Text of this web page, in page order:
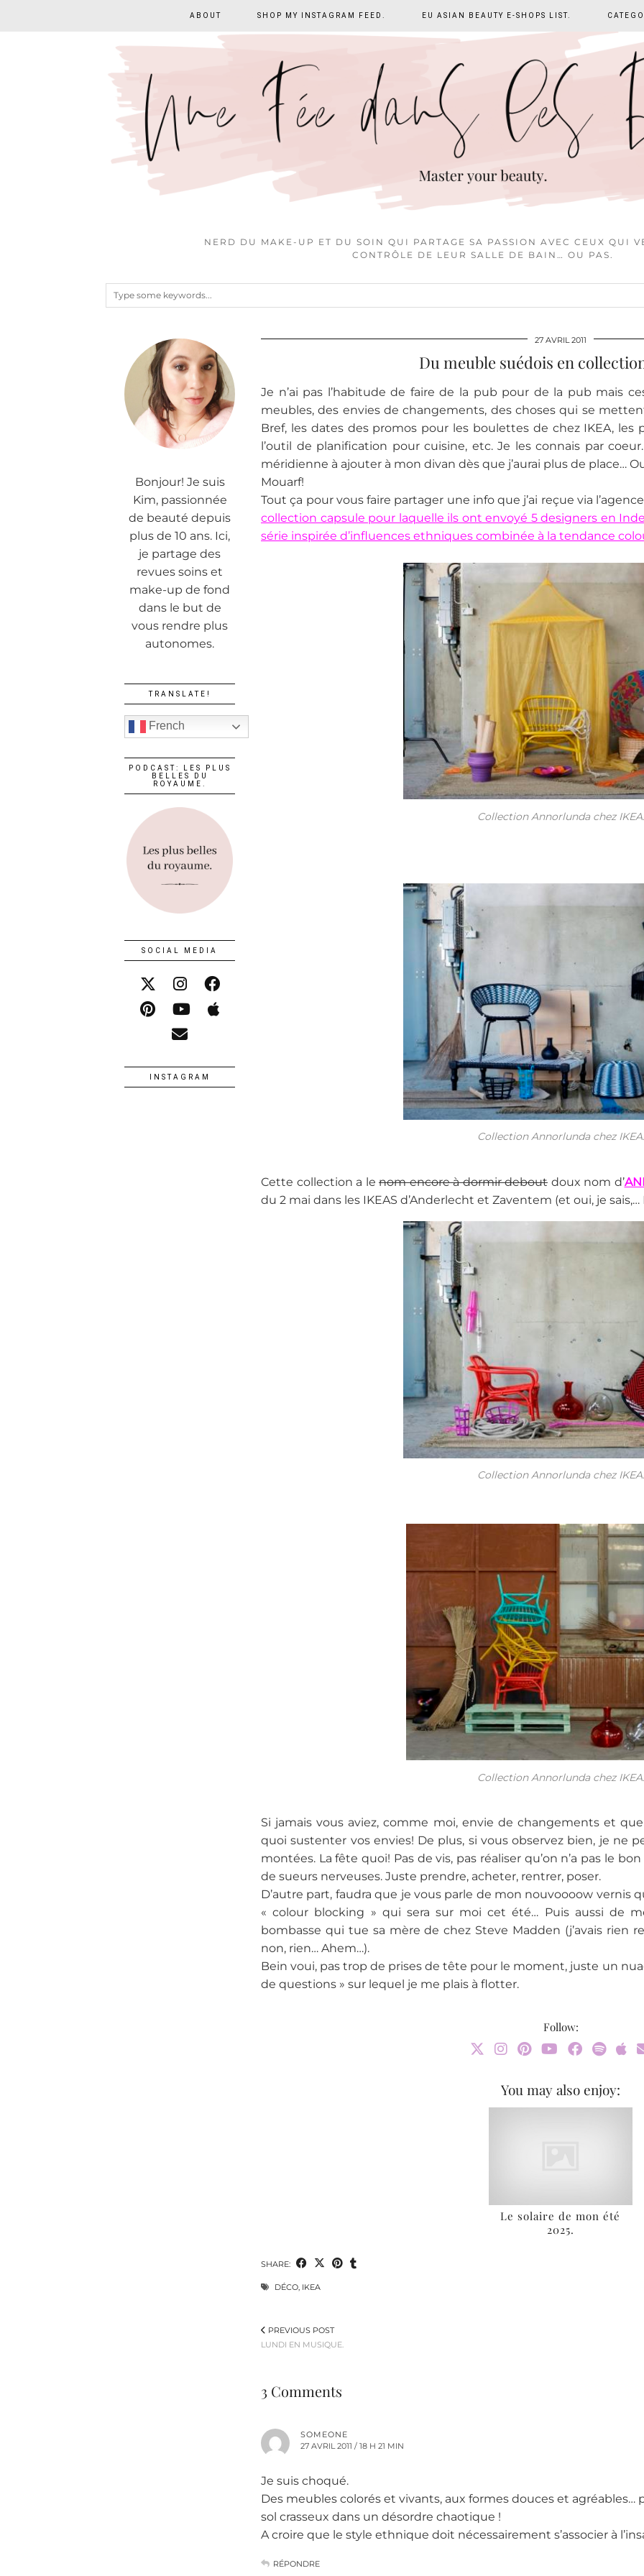
NERD DU MAKE-UP ET DU SOIN QUI PARTAGE SA PASSION AVEC CEUX QUI
CONTRÔLE DE LEUR SALLE DE BAIN… OU PAS.
ABOUT SHOP MY INSTAGRAM FEED. EU ASIAN BEAUTY E-SHOPS LIST.
27 AVRIL 2011
Du meuble suédois en
Je n’ai pas l’habitude de faire de la pub pour de la pub mais
meubles, des envies de changements, des choses qui se
Bref, les dates des promos pour les boulettes de chez IKEA,
l’outil de planification pour cuisine, etc. Je les connais par
méridienne à ajouter à mon divan dès que j’aurai plus de place…
Mouarf!
Tout ça pour vous faire partager une info que j’ai reçue via
collection capsule pour laquelle ils ont envoyé 5 designers en
série inspirée d’influences ethniques combinée à la tendance
Collection Annorlunda chez IKEA.
Collection Annorlunda chez IKEA.
Cette collection a le nom encore à dormir debout doux nom d’
du 2 mai dans les IKEAS d’Anderlecht et Zaventem (et oui, je
Collection Annorlunda chez IKEA.
Collection Annorlunda chez IKEA.
Si jamais vous aviez, comme moi, envie de changements et
quoi sustenter vos envies! De plus, si vous observez bien, je ne
montées. La fête quoi! Pas de vis, pas réaliser qu’on n’a pas le
de sueurs nerveuses. Juste prendre, acheter, rentrer, poser.
D’autre part, faudra que je vous parle de mon nouvoooow vernis
« colour blocking » qui sera sur moi cet été… Puis aussi de
bombasse qui tue sa mère de chez Steve Madden (j’avais rien
non, rien… Ahem…).
Bein voui, pas trop de prises de tête pour le moment, juste un
de questions » sur lequel je me plais à flotter.
Follow:
You may also enjoy:
Le solaire de mon été
2025.
SHARE:
DÉCO, IKEA
PREVIOUS POST
LUNDI EN MUSIQUE.
3 Comments
SOMEONE
27 AVRIL 2011 / 18 H 21 MIN
Je suis choqué.
Des meubles colorés et vivants, aux formes douces et agréables…
sol crasseux dans un désordre chaotique !
A croire que le style ethnique doit nécessairement s’associer à
RÉPONDRE
Bonjour! Je suis
Kim, passionnée
de beauté depuis
plus de 10 ans. Ici,
je partage des
revues soins et
make-up de fond
dans le but de
vous rendre plus
autonomes.
TRANSLATE!
French
PODCAST: LES PLUS
BELLES DU
ROYAUME.
SOCIAL MEDIA
INSTAGRAM